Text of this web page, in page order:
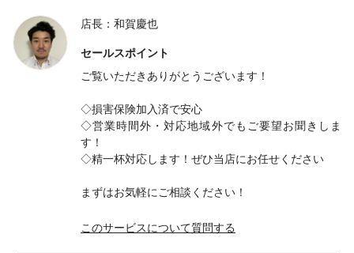
店長：和賀慶也
セールスポイント
ご覧いただきありがとうございます！
◇損害保険加入済で安心
◇営業時間外・対応地域外でもご要望お聞きしま
す！
◇精一杯対応します！ぜひ当店にお任せください
まずはお気軽にご相談ください！
このサービスについて質問する